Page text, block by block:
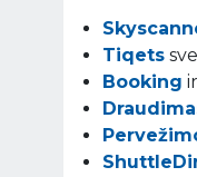
Tiqets
Booking ir